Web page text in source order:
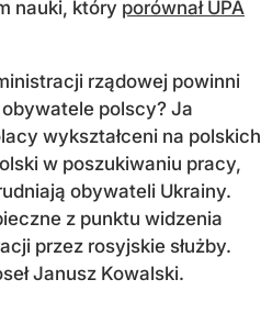
nauki, który porównał UPA
rządowej powinni
polscy? Ja
wykształceni na polskich
w poszukiwaniu pracy,
obywateli Ukrainy.
z punktu widzenia
przez rosyjskie służby.
Janusz Kowalski.